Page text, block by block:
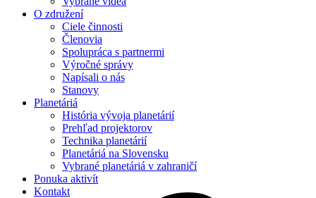
O združení
Ciele činnosti
Členovia
Spolupráca s partnermi
Výročné správy
Napísali o nás
Stanovy
Planetáriá
História vývoja planetárií
Prehľad projektorov
Technika planetárií
Planetáriá na Slovensku
Vybrané planetáriá v zahraničí
Ponuka aktivít
Kontakt